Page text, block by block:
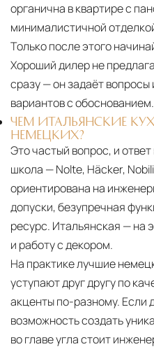
органична в квартире с
минималистичной
Только после этого
Хороший дилер не
сразу — он задаёт вопросы
вариантов с обоснованием.
ЧЕМ ИТАЛЬЯНСКИЕ
НЕМЕЦКИХ?
Это частый вопрос, и
школа — Nolte, Häcker,
ориентирована на
допуски, безупречная
ресурс. Итальянская — на
и работу с декором.
На практике лучшие
уступают друг другу по
акценты по-разному. Если
возможность создать
во главе угла стоит